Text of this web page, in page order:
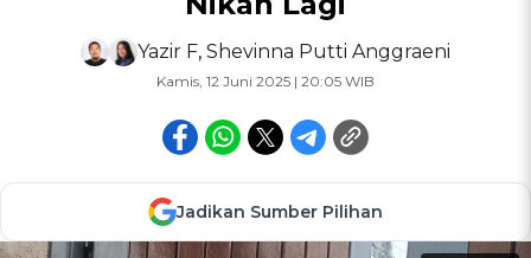
Yazir F, Shevinna Putti Anggraeni
Kamis, 12 Juni 2025 | 20:05 WIB
Jadikan Sumber Pilihan